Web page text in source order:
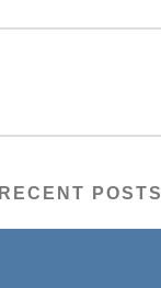
RECENT POSTS